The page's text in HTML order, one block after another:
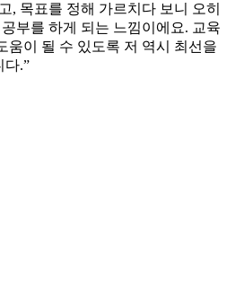
, 목표를 정해 가르치다 보니 오히
부를 하게 되는 느낌이에요. 교육
움이 될 수 있도록 저 역시 최선을
다.”